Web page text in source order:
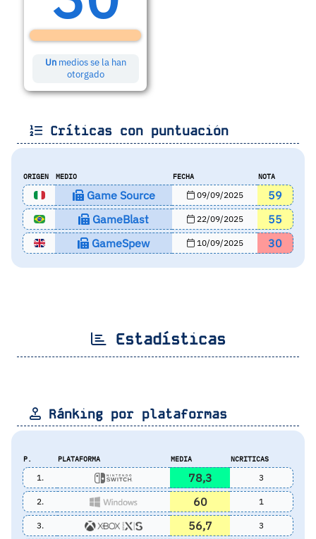
Unmedios se la han
otorgado
Críticas con puntuación
ORIGEN MEDIO FECHA NOTA
Game Source 09/09/2025
59
GameBlast
22/09/2025
55
GameSpew
10/09/2025 30
Estadísticas
Ránking por plataformas
P. PLATAFORMA MEDIA NCRITICAS
1. 78,3 3
2. 60 1
3. 56,7 3